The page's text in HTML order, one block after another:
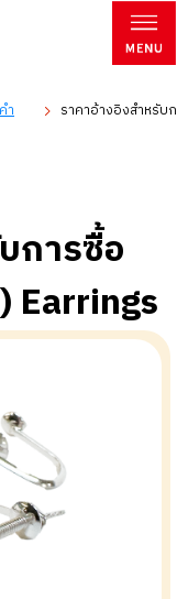
ำ ราคาอ้างอิงสำหรับ
การซื้อ
Earrings